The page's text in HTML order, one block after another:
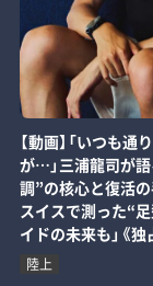
【動画】「いつも通
が…」三浦龍司が
調”の核心と復活の
スイスで測った“
イドの未来も」《独
陸上